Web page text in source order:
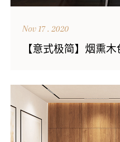
Nov 17 . 2020
【意式极简】烟熏